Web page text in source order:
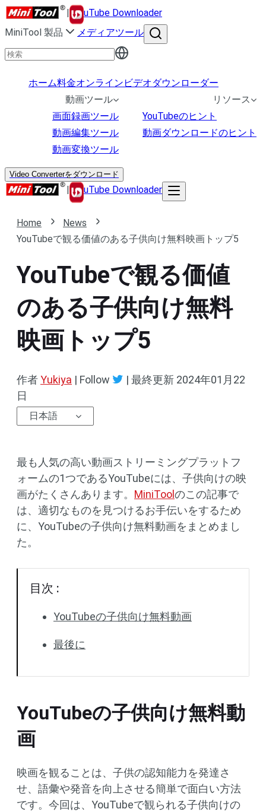
|
uTube Downloader
MiniTool 製品
メディアツール
ホーム料金オンラインビデオダウンローダー
動画ツール
画面録画ツール
動画編集ツール
動画変換ツール
リソース
YouTubeのヒント
動画ダウンロードのヒント
Video Converterをダウンロード
| uTube Downloader
Home
News
YouTubeで観る価値のある子供向け無料映画トップ5
YouTubeで観る価値
のある子供向け無料
映画トップ5
作者Yukiya | Follow | 最終更新 2024年01月22
日
日本語
最も人気の高い動画ストリーミングプラットフ
ォームの1つであるYouTubeには、子供向けの映
画がたくさんあります。 MiniToolのこの記事で
は、適切なものを見つけるお手伝いをするため
に、YouTubeの子供向け無料動画をまとめまし
た。
目次 :
YouTubeの子供向け無料動画
最後に
YouTubeの子供向け無料動
画
映画を観ることは、子供の認知能力を発達さ
せ、語彙や発音を向上させる簡単で面白い方法
です。今回は、YouTubeで観られる子供向けの